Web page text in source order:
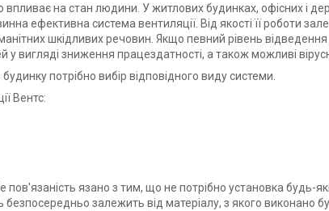
впливає на стан людини. У житлових будинках, офісних і
ефективна система вентиляції. Від якості її роботи
шкідливих речовин. Якщо певний рівень
вигляді зниження працездатності, а також можливі
потрібно вибір відповідного виду системи.
Вентс:
язано з тим, що не потрібно установка будь-
залежить від матеріалу, з якого виконано